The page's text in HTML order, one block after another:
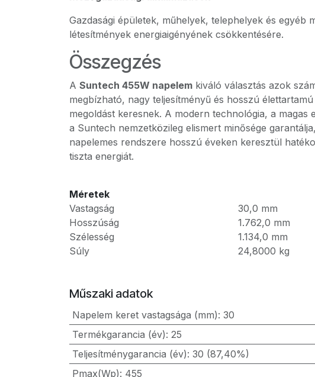
Gazdasági épületek, műhelyek, telephelyek és egyéb
létesítmények energiaigényének csökkentésére.
Összegzés
A Suntech 455W napelem kiváló választás azok
megbízható, nagy teljesítményű és hosszú
megoldást keresnek. A modern technológia, a magas
a Suntech nemzetközileg elismert minősége
napelemes rendszere hosszú éveken keresztül
tiszta energiát.
Méretek
Vastagság
30,0 mm
Hosszúság
1.762,0 mm
Szélesség
1.134,0 mm
Súly
24,8000 kg
Műszaki adatok
Napelem keret vastagsága (mm): 30
Termékgarancia (év): 25
Teljesítménygarancia (év): 30 (87,40%)
Pmax(Wp): 455